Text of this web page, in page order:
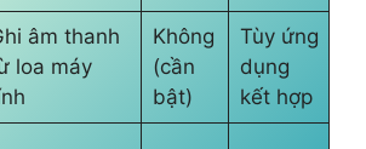
âm thanh
loa máy
Không
(cần
bật)
Tùy ứng
dụng
kết hợp